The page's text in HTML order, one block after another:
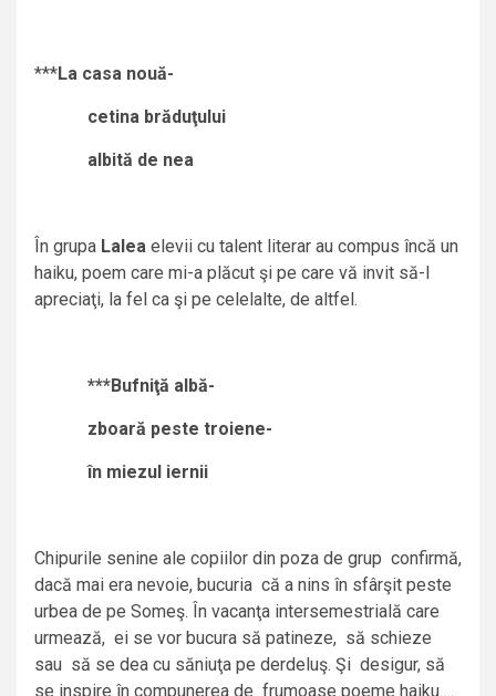
***La casa nouă-
cetina brăduţului
albită de nea
În grupa Lalea elevii cu talent literar au compus încă un
haiku, poem care mi-a plăcut şi pe care vă invit să-l
apreciaţi, la fel ca şi pe celelalte, de altfel.
***Bufniţă albă-
zboară peste troiene-
în miezul iernii
Chipurile senine ale copiilor din poza de grup confirmă,
dacă mai era nevoie, bucuria că a nins în sfârşit peste
urbea de pe Someş. În vacanţa intersemestrială care
urmează, ei se vor bucura să patineze, să schieze
sau să se dea cu săniuţa pe derdeluş. Şi desigur, să
se inspire în compunerea de frumoase poeme haiku….